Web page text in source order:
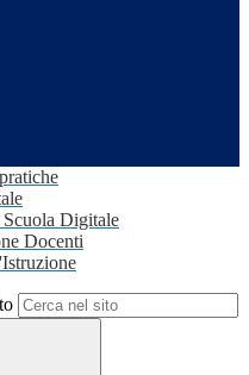
Digitale
Docenti